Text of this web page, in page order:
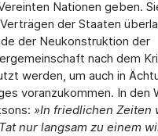
Nationen geben.
der Staaten
der Neukonstruktion der
nach dem
werden, um auch in
voranzukommen. In den
»In friedlichen Zeiten
nur langsam zu einem